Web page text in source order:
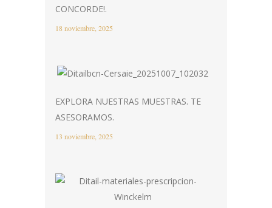
CONCORDE!.
18 noviembre, 2025
EXPLORA NUESTRAS MUESTRAS. TE
ASESORAMOS.
13 noviembre, 2025